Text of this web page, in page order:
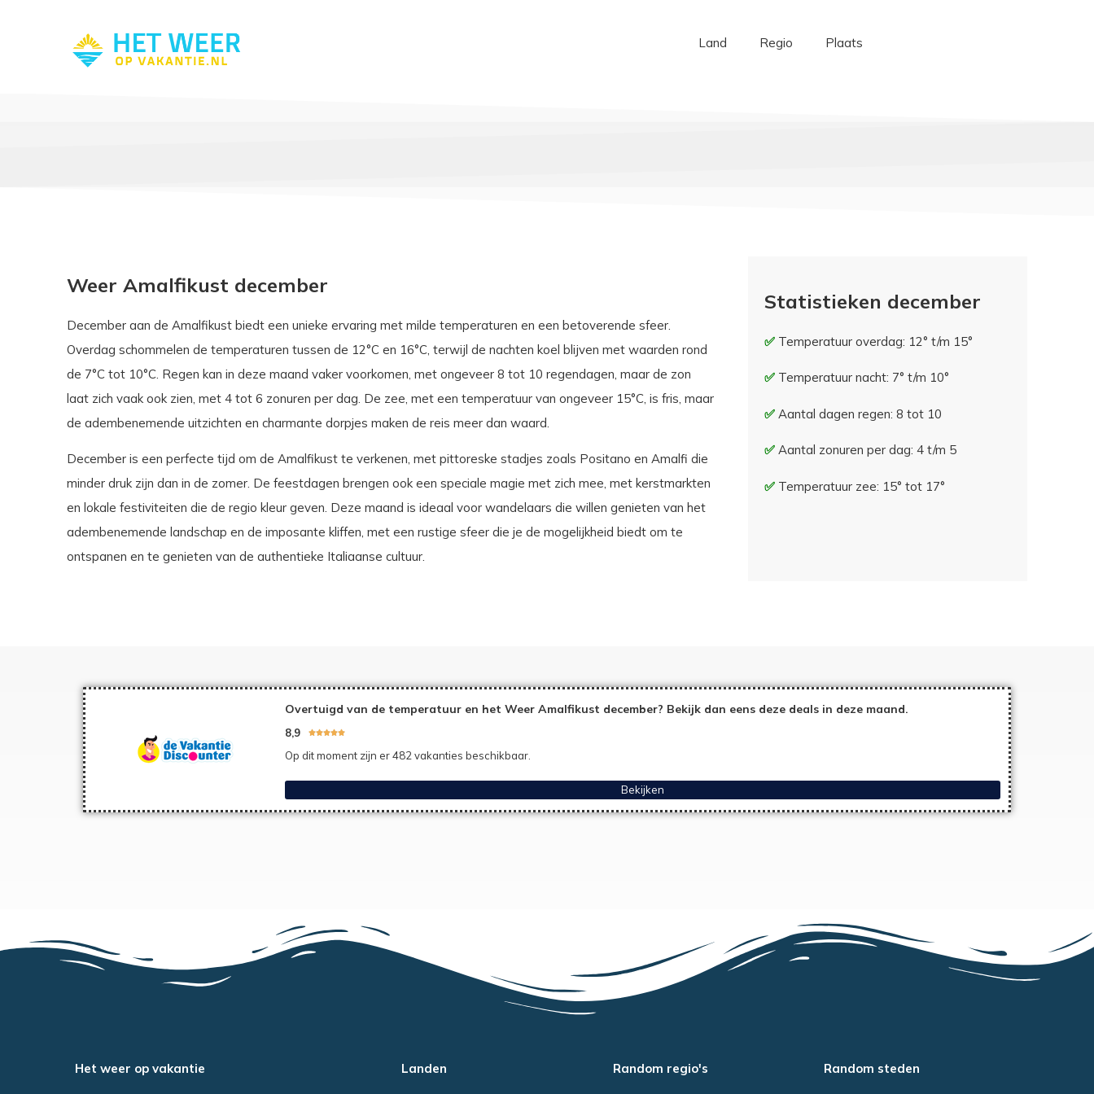
Land Regio Plaats
Weer Amalfikust december
December aan de Amalfikust biedt een unieke ervaring met milde temperaturen en een betoverende sfeer.
Overdag schommelen de temperaturen tussen de 12°C en 16°C, terwijl de nachten koel blijven met waarden rond
de 7°C tot 10°C. Regen kan in deze maand vaker voorkomen, met ongeveer 8 tot 10 regendagen, maar de zon
laat zich vaak ook zien, met 4 tot 6 zonuren per dag. De zee, met een temperatuur van ongeveer 15°C, is fris, maar
de adembenemende uitzichten en charmante dorpjes maken de reis meer dan waard.
December is een perfecte tijd om de Amalfikust te verkenen, met pittoreske stadjes zoals Positano en Amalfi die
minder druk zijn dan in de zomer. De feestdagen brengen ook een speciale magie met zich mee, met kerstmarkten
en lokale festiviteiten die de regio kleur geven. Deze maand is ideaal voor wandelaars die willen genieten van het
adembenemende landschap en de imposante kliffen, met een rustige sfeer die je de mogelijkheid biedt om te
ontspanen en te genieten van de authentieke Italiaanse cultuur.
Statistieken december
Temperatuur overdag: 12° t/m 15°
Temperatuur nacht: 7° t/m 10°
Aantal dagen regen: 8 tot 10
Aantal zonuren per dag: 4 t/m 5
Temperatuur zee: 15° tot 17°
Overtuigd van de temperatuur en het Weer Amalfikust december? Bekijk dan eens deze deals in deze maand.
8,9 
Op dit moment zijn er 482 vakanties beschikbaar.
Bekijken
Het weer op vakantie Landen Random regio's Random steden